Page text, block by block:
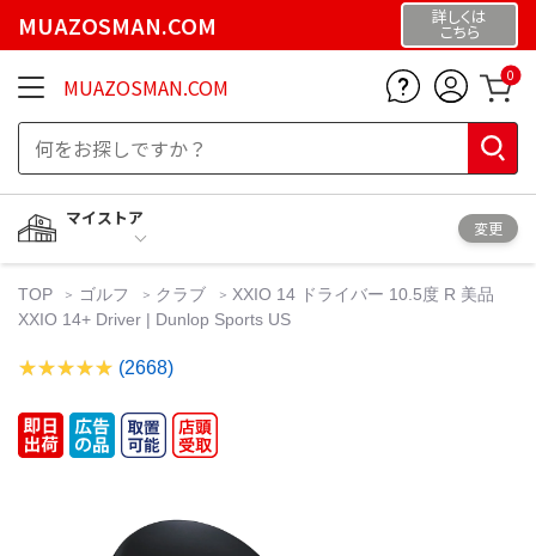
MUAZOSMAN.COM 詳しくは
こちら
MUAZOSMAN.COM 0
マイストア
変更
TOP ゴルフ クラブ
XXIO 14 ドライバー 10.5度 R 美品
XXIO 14+ Driver | Dunlop Sports US
(2668)